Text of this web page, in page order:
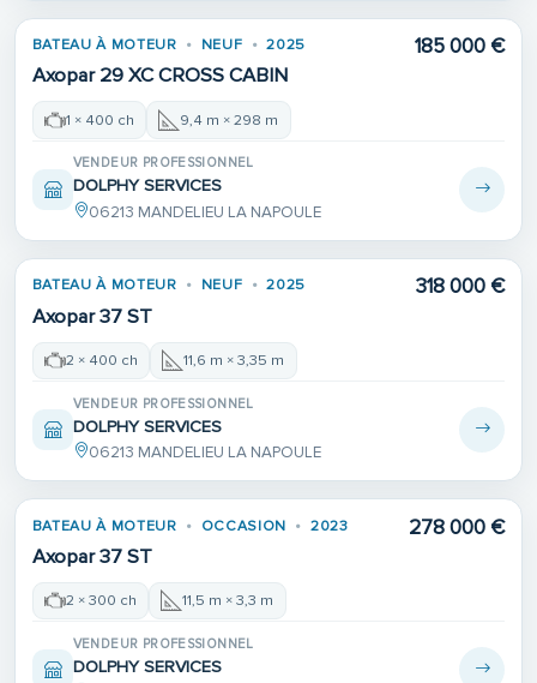
BATEAU À MOTEUR NEUF 2025
Axopar 29 XC CROSS CABIN
185 000 €
1 × 400 ch 9,4 m × 298 m
VENDEUR PROFESSIONNEL
DOLPHY SERVICES
06213 MANDELIEU LA NAPOULE
BATEAU À MOTEUR NEUF 2025
Axopar 37 ST
318 000 €
2 × 400 ch 11,6 m × 3,35 m
VENDEUR PROFESSIONNEL
DOLPHY SERVICES
06213 MANDELIEU LA NAPOULE
BATEAU À MOTEUR OCCASION 2023
Axopar 37 ST
278 000 €
2 × 300 ch 11,5 m × 3,3 m
VENDEUR PROFESSIONNEL
DOLPHY SERVICES